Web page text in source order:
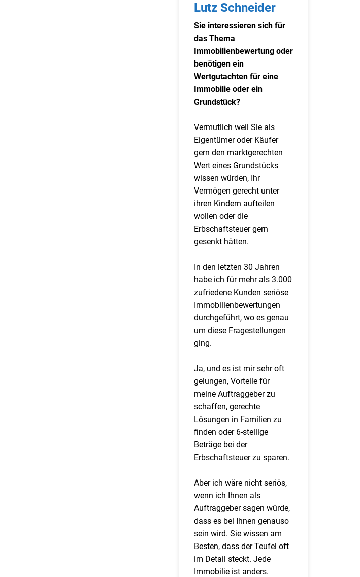
Lutz Schneider
Sie interessieren sich für
das Thema
Immobilienbewertung oder
benötigen ein
Wertgutachten für eine
Immobilie oder ein
Grundstück?
Vermutlich weil Sie als
Eigentümer oder Käufer
gern den marktgerechten
Wert eines Grundstücks
wissen würden, Ihr
Vermögen gerecht unter
ihren Kindern aufteilen
wollen oder die
Erbschaftsteuer gern
gesenkt hätten.
In den letzten 30 Jahren
habe ich für mehr als 3.000
zufriedene Kunden seriöse
Immobilienbewertungen
durchgeführt, wo es genau
um diese Fragestellungen
ging.
Ja, und es ist mir sehr oft
gelungen, Vorteile für
meine Auftraggeber zu
schaffen, gerechte
Lösungen in Familien zu
finden oder 6-stellige
Beträge bei der
Erbschaftsteuer zu sparen.
Aber ich wäre nicht seriös,
wenn ich Ihnen als
Auftraggeber sagen würde,
dass es bei Ihnen genauso
sein wird. Sie wissen am
Besten, dass der Teufel oft
im Detail steckt. Jede
Immobilie ist anders.